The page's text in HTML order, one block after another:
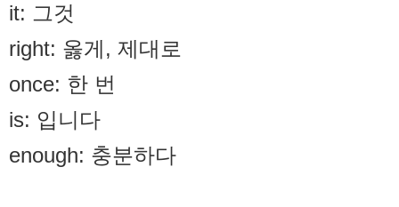
it: 그것
right: 옳게, 제대로
once: 한 번
is: 입니다
enough: 충분하다